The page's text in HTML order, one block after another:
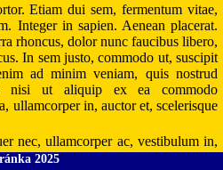
Etiam dui sem, fermentum vitae,
Integer in sapien. Aenean placerat.
rhoncus, dolor nunc faucibus libero,
In sem justo, commodo ut, suscipit
ad minim veniam, quis nostrud
nisi ut aliquip ex ea commodo
ullamcorper in, auctor et, scelerisque
nec, ullamcorper ac, vestibulum in,
tempus molestie, porttitor ut, iaculis
2025